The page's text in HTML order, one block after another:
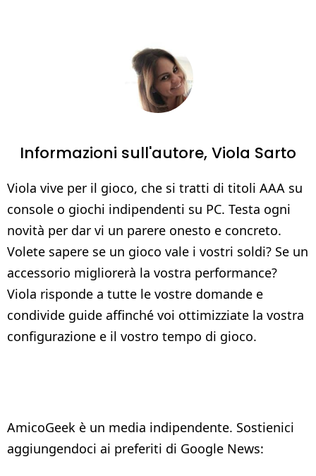
Informazioni sull'autore,Viola Sarto
Viola vive per il gioco, che si tratti di titoli AAA su
console o giochi indipendenti su PC. Testa ogni
novità per dar vi un parere onesto e concreto.
Volete sapere se un gioco vale i vostri soldi? Se un
accessorio migliorerà la vostra performance?
Viola risponde a tutte le vostre domande e
condivide guide affinché voi ottimizziate la vostra
configurazione e il vostro tempo di gioco.
AmicoGeek è un media indipendente. Sostienici
aggiungendoci ai preferiti di Google News: